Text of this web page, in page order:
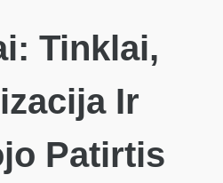
Tinklai,
Ir
Patirtis